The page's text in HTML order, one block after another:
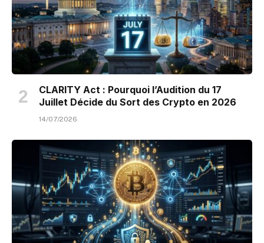
CLARITY Act : Pourquoi l’Audition du 17
Juillet Décide du Sort des Crypto en 2026
14/07/2026